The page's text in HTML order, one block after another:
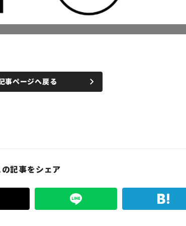
事ページへ戻る
記事をシェア